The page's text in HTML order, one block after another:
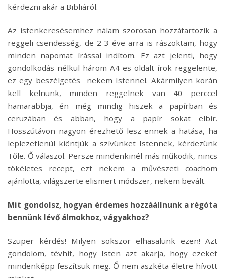
kérdezni akár a Bibliáról.
Az istenkeresésemhez nálam szorosan hozzátartozik a
reggeli csendesség, de 2-3 éve arra is rászoktam, hogy
minden napomat írással indítom. Ez azt jelenti, hogy
gondolkodás nélkül három A4-es oldalt írok reggelente,
ez egy beszélgetés nekem Istennel. Akármilyen korán
kell kelnünk, minden reggelnek van 40 perccel
hamarabbja, én még mindig hiszek a papírban és
ceruzában és abban, hogy a papír sokat elbír.
Hosszútávon nagyon érezhető lesz ennek a hatása, ha
leplezetlenül kiöntjük a szívünket Istennek, kérdezünk
Tőle. Ő válaszol. Persze mindenkinél más működik, nincs
tökéletes recept, ezt nekem a művészeti coachom
ajánlotta, világszerte elismert módszer, nekem bevált.
Mit gondolsz, hogyan érdemes hozzáállnunk a régóta
bennünk lévő álmokhoz, vágyakhoz?
Szuper kérdés! Milyen sokszor elhasalunk ezen! Azt
gondolom, tévhit, hogy Isten azt akarja, hogy ezeket
mindenképp feszítsük meg. Ő nem aszkéta életre hívott